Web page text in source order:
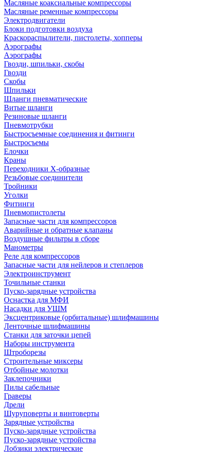
Масляные коаксиальные компрессоры
Масляные ременные компрессоры
Электродвигатели
Блоки подготовки воздуха
Краскораспылители, пистолеты, хопперы
Аэрографы
Аэрографы
Гвозди, шпильки, скобы
Гвозди
Скобы
Шпильки
Шланги пневматические
Витые шланги
Резиновые шланги
Пневмотрубки
Быстросъемные соединения и фитинги
Быстросъемы
Елочки
Краны
Переходники Х-образные
Резьбовые соединители
Тройники
Уголки
Фитинги
Пневмопистолеты
Запасные части для компрессоров
Аварийные и обратные клапаны
Воздушные фильтры в сборе
Манометры
Реле для компрессоров
Запасные части для нейлеров и степлеров
Электроинструмент
Точильные станки
Пуско-зарядные устройства
Оснастка для МФИ
Насадки для УШМ
Эксцентриковые (орбитальные) шлифмашины
Ленточные шлифмашины
Станки для заточки цепей
Наборы инструмента
Штроборезы
Строительные миксеры
Отбойные молотки
Заклепочники
Пилы сабельные
Граверы
Дрели
Шуруповерты и винтоверты
Зарядные устройства
Пуско-зарядные устройства
Пуско-зарядные устройства
Лобзики электрические